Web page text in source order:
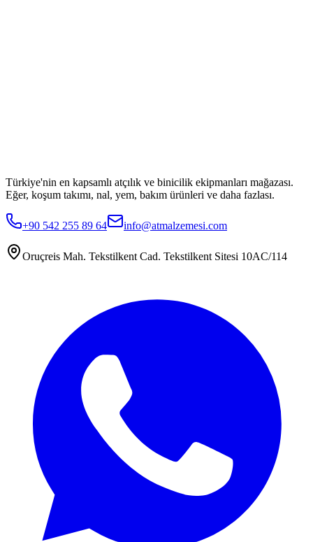
Türkiye'nin en kapsamlı atçılık ve binicilik ekipmanları mağazası.
Eğer, koşum takımı, nal, yem, bakım ürünleri ve daha fazlası.
+90 542 255 89 64 info@atmalzemesi.com
Oruçreis Mah. Tekstilkent Cad. Tekstilkent Sitesi 10AC/114